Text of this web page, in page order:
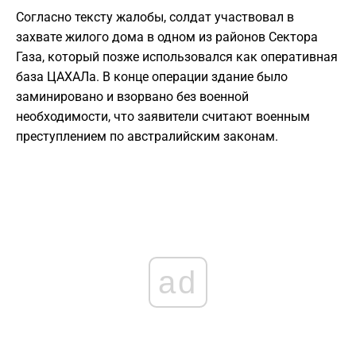
Согласно тексту жалобы, солдат участвовал в
захвате жилого дома в одном из районов Сектора
Газа, который позже использовался как оперативная
база ЦАХАЛа. В конце операции здание было
заминировано и взорвано без военной
необходимости, что заявители считают военным
преступлением по австралийским законам.
ad